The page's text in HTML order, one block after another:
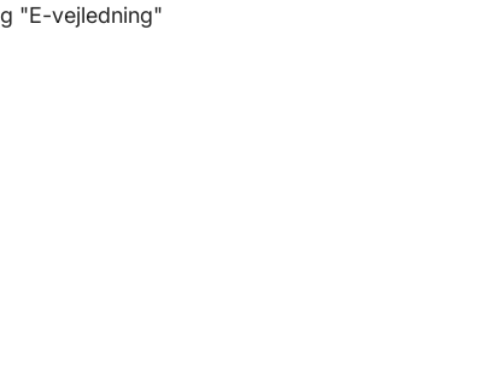
"E-vejledning"